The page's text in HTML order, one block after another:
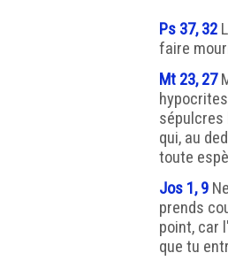
Ps 37, 32
faire
Mt 23, 27
sépulcres
qui, au
toute
Jos 1, 9
prends
point, car
que tu